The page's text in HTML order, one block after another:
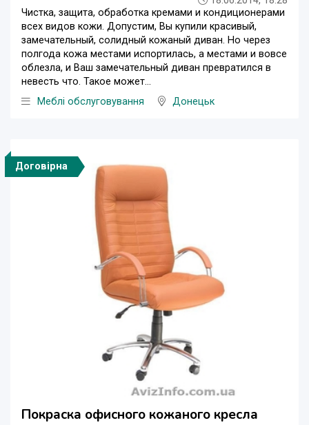
Чистка, защита, обработка кремами и кондиционерами
всех видов кожи. Допустим, Вы купили красивый,
замечательный, солидный кожаный диван. Но через
полгода кожа местами испортилась, а местами и вовсе
облезла, и Ваш замечательный диван превратился в
невесть что. Такое может...
Меблі обслуговування
Донецьк
Договірна
Покраска офисного кожаного кресла